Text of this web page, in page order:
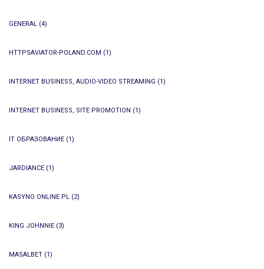
GENERAL (4)
HTTPSAVIATOR-POLAND.COM (1)
INTERNET BUSINESS, AUDIO-VIDEO STREAMING (1)
INTERNET BUSINESS, SITE PROMOTION (1)
IT ОБРАЗОВАНИЕ (1)
JARDIANCE (1)
KASYNO ONLINE PL (2)
KING JOHNNIE (3)
MASALBET (1)